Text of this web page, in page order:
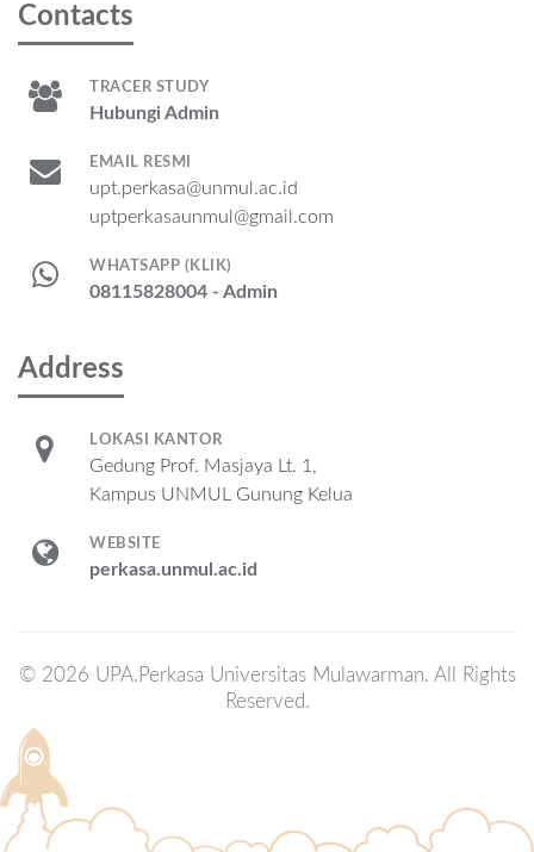
Contacts
TRACER STUDY
Hubungi Admin
EMAIL RESMI
upt.perkasa@unmul.ac.id
uptperkasaunmul@gmail.com
WHATSAPP (KLIK)
08115828004 - Admin
Address
LOKASI KANTOR
Gedung Prof. Masjaya Lt. 1,
Kampus UNMUL Gunung Kelua
WEBSITE
perkasa.unmul.ac.id
© 2026 UPA.Perkasa Universitas Mulawarman. All Rights
Reserved.